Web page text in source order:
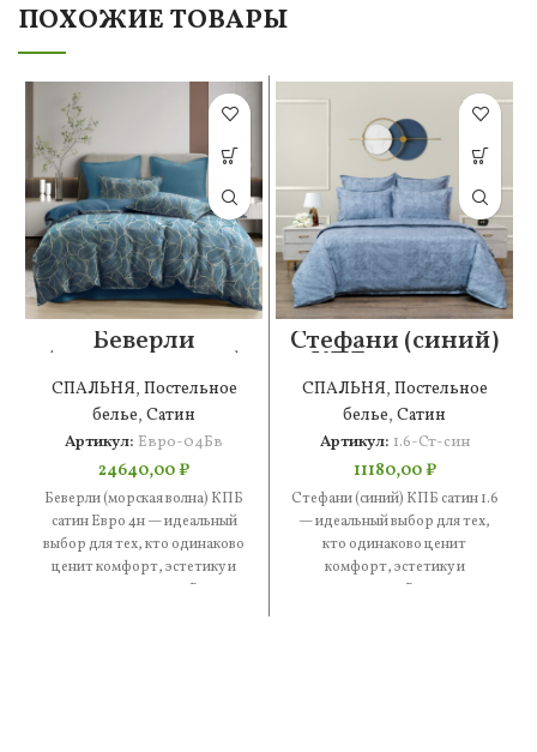
ПОХОЖИЕ ТОВАРЫ
Беверли
(морская волна)
КПБ сатин Евро
4н
СПАЛЬНЯ, Постельное
белье, Сатин
Артикул: Евро-04Бв
24640,00₽
Беверли (морская волна) КПБ
сатин Евро 4н — идеальный
выбор для тех, кто одинаково
ценит комфорт, эстетику и
практичность. В
Стефани (синий)
КПБ сатин 1.6
СПАЛЬНЯ, Постельное
белье, Сатин
Артикул: 1.6-Ст-син
11180,00₽
Стефани (синий) КПБ сатин 1.6
— идеальный выбор для тех,
кто одинаково ценит
комфорт, эстетику и
практичность. В составе —